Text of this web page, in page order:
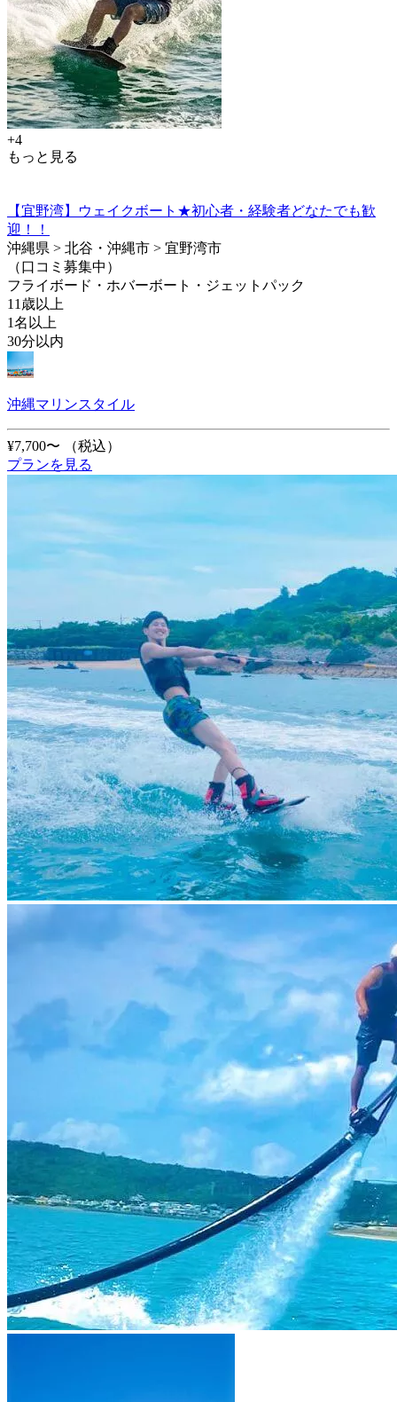
+4
もっと見る
【宜野湾】ウェイクボート★初心者・経験者どなたでも歓
迎！！
沖縄県 > 北谷・沖縄市 > 宜野湾市
（口コミ募集中）
フライボード・ホバーボート・ジェットパック
11歳以上
1名以上
30分以内
沖縄マリンスタイル
¥7,700〜
（税込）
プランを見る